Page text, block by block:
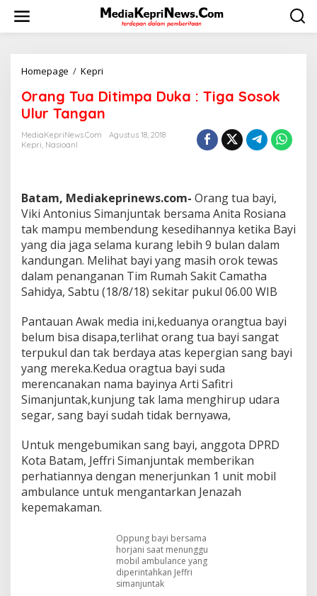
w
Homepage / Kepri
a
n
g
t
i
m
p
a
D
u
k
a
T
i
g
a
o
s
o
U
l
u
r
T
Orang Tua Ditimpa Duka : Tiga Sosok
Ulur Tangan
MediaKepriNews.com
Agustus 18, 2018
Kepri, Nasioanl
Batam, Mediakeprinews.com- Orang tua bayi,
Viki Antonius Simanjuntak bersama Anita Rosiana
tak mampu membendung kesedihannya ketika Bayi
yang dia jaga selama kurang lebih 9 bulan dalam
kandungan. Melihat bayi yang masih orok tewas
dalam penanganan Tim Rumah Sakit Camatha
Sahidya, Sabtu (18/8/18) sekitar pukul 06.00 WIB
Pantauan Awak media ini,keduanya orangtua bayi
belum bisa disapa,terlihat orang tua bayi sangat
terpukul dan tak berdaya atas kepergian sang bayi
yang mereka.Kedua oragtua bayi suda
merencanakan nama bayinya Arti Safitri
Simanjuntak,kunjung tak lama menghirup udara
segar, sang bayi sudah tidak bernyawa,
Untuk mengebumikan sang bayi, anggota DPRD
Kota Batam, Jeffri Simanjuntak memberikan
perhatiannya dengan menerjunkan 1 unit mobil
ambulance untuk mengantarkan Jenazah
kepemakaman.
Oppung bayi bersama
horjani saat menunggu
mobil ambulance yang
diperintahkan Jeffri
simanjuntak